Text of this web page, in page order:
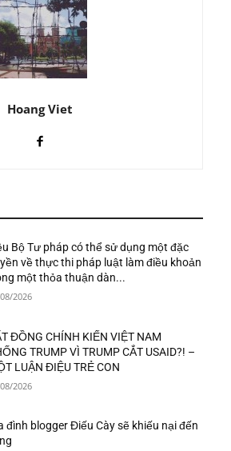
Hoang Viet
Bộ Tư pháp có thể sử dụng một đặc
về thực thi pháp luật làm điều khoản
một thỏa thuận dàn...
2026
ĐỒNG CHÍNH KIẾN VIỆT NAM
TRUMP VÌ TRUMP CẮT USAID?! –
LUẬN ĐIỆU TRẺ CON
2026
đình blogger Điếu Cày sẽ khiếu nại đến